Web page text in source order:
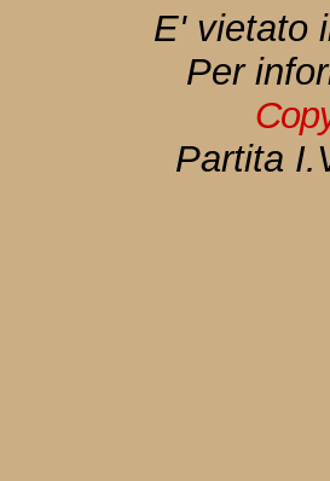
E' vietato
Per
Partita